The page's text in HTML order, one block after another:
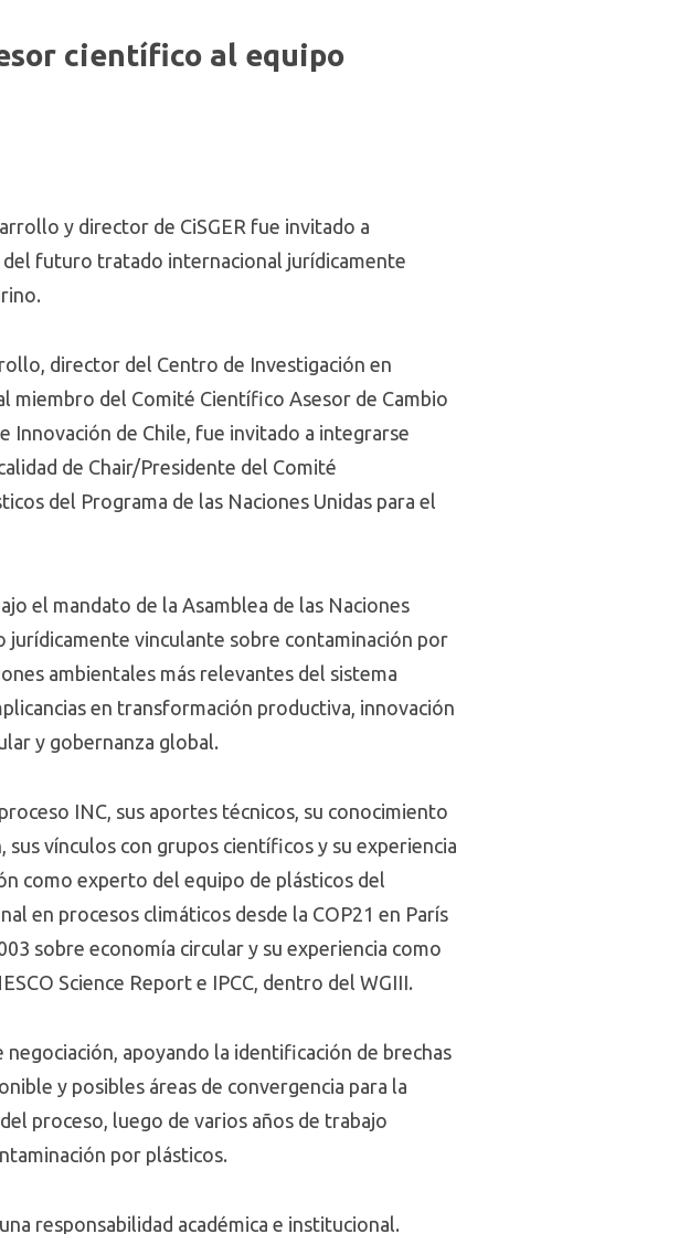
científico al equipo
y director de CiSGER fue invitado a
futuro tratado internacional jurídicamente
director del Centro de Investigación en
miembro del Comité Científico Asesor de Cambio
Innovación de Chile, fue invitado a integrarse
de Chair/Presidente del Comité
del Programa de las Naciones Unidas para el
el mandato de la Asamblea de las Naciones
jurídicamente vinculante sobre contaminación por
ambientales más relevantes del sistema
en transformación productiva, innovación
y gobernanza global.
INC, sus aportes técnicos, su conocimiento
sus vínculos con grupos científicos y su experiencia
como experto del equipo de plásticos del
en procesos climáticos desde la COP21 en París
sobre economía circular y su experiencia como
Science Report e IPCC, dentro del WGIII.
apoyando la identificación de brechas
y posibles áreas de convergencia para la
proceso, luego de varios años de trabajo
por plásticos.
responsabilidad académica e institucional.